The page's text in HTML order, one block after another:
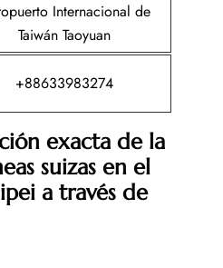
Internacional de
Taiwán Taoyuan
+88633983274
exacta de la
suizas en el
a través de